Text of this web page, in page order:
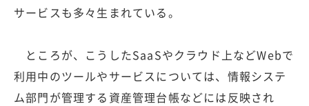
サービスも多々生まれている。
ところが、こうしたSaaSやクラウド上などWebで
利用中のツールやサービスについては、情報システ
ム部門が管理する資産管理台帳などには反映され